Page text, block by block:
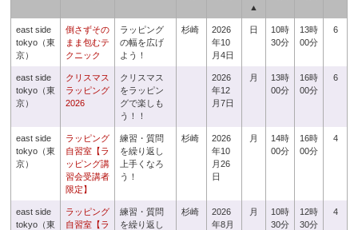
▲
east side
tokyo（東
京）
倒さずその
まま包むテ
クニック
ラッピング
の幅を広げ
よう！
杉崎
2026
年10
月4日
日
10時
30分
13時
00分
6
east side
tokyo（東
京）
クリスマス
ラッピング
2026
クリスマス
をラッピン
グで楽しも
う！！
2026
年12
月7日
月
13時
00分
16時
00分
6
east side
tokyo（東
京）
ラッピング
自習室【ラ
ッピング講
習会受講者
限定】
練習・質問
を繰り返し
上手くなろ
う！
杉崎
2026
年10
月26
日
月
14時
00分
16時
00分
4
east side
tokyo（東
ラッピング
自習室【ラ
練習・質問
を繰り返し
杉崎
2026
年8月
月
10時
30分
12時
30分
4